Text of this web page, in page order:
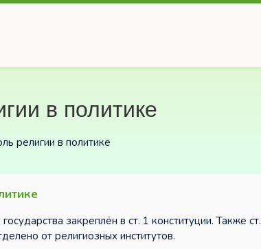
в политике
религии в политике
закреплён в ст. 1 конституции. Также ст.
от религиозных институтов.